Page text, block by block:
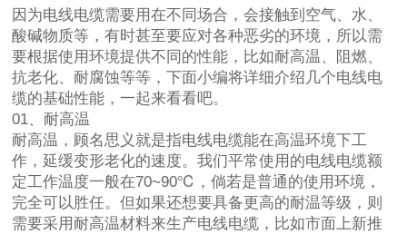
因为电线电缆需要用在不同场合，会接触到空气、水、
酸碱物质等，有时甚至要应对各种恶劣的环境，所以需
要根据使用环境提供不同的性能，比如耐高温、阻燃、
抗老化、耐腐蚀等等，下面小编将详细介绍几个电线电
缆的基础性能，一起来看看吧。
01、耐高温
耐高温，顾名思义就是指电线电缆能在高温环境下工
作，延缓变形老化的速度。我们平常使用的电线电缆额
定工作温度一般在70~90℃，倘若是普通的使用环境，
完全可以胜任。但如果还想要具备更高的耐温等级，则
需要采用耐高温材料来生产电线电缆，比如市面上新推